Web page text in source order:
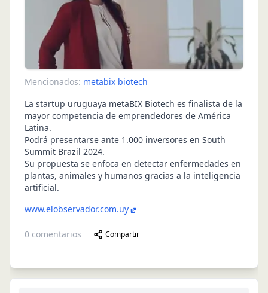
Mencionados: metabix biotech
La startup uruguaya metaBIX Biotech es finalista de la
mayor competencia de emprendedores de América
Latina.
Podrá presentarse ante 1.000 inversores en South
Summit Brazil 2024.
Su propuesta se enfoca en detectar enfermedades en
plantas, animales y humanos gracias a la inteligencia
artificial.
www.elobservador.com.uy
0 comentarios Compartir